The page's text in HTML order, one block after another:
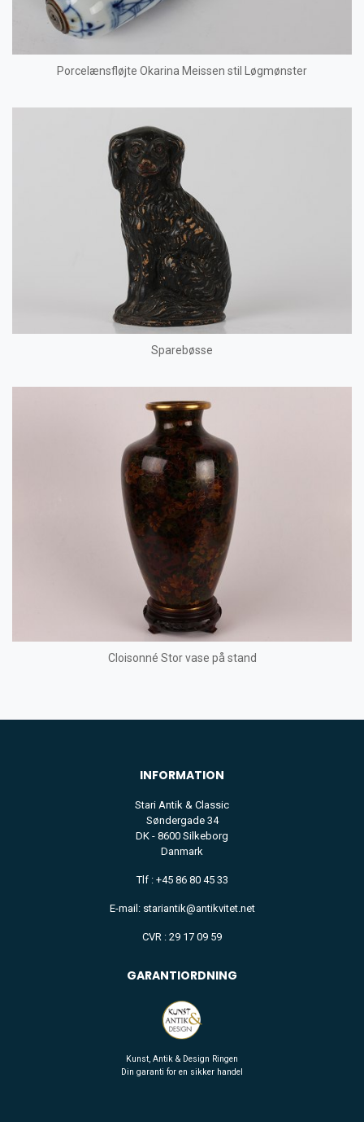
Porcelænsfløjte Okarina Meissen stil Løgmønster
Sparebøsse
Cloisonné Stor vase på stand
INFORMATION
Stari Antik & Classic
Søndergade 34
DK - 8600 Silkeborg
Danmark
Tlf : +45 86 80 45 33
E-mail: stariantik@antikvitet.net
CVR : 29 17 09 59
GARANTIORDNING
Kunst, Antik & Design Ringen
Din garanti for en sikker handel